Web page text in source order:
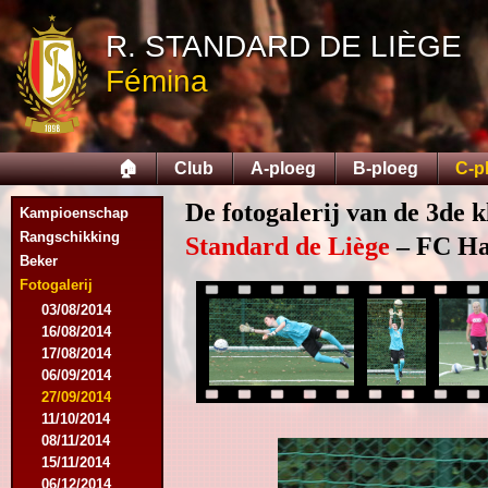
R. STANDARD DE LIÈGE
Fémina
🏠 Club A-ploeg B-ploeg C-
Kampioenschap
Rangschikking
Beker
Fotogalerij
03/08/2014
16/08/2014
17/08/2014
06/09/2014
27/09/2014
11/10/2014
08/11/2014
15/11/2014
06/12/2014
De fotogalerij van de 3de
Standard de Liège– FC